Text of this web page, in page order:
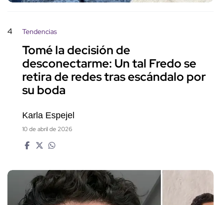
4 Tendencias
Tomé la decisión de
desconectarme: Un tal Fredo se
retira de redes tras escándalo por
su boda
Karla Espejel
10 de abril de 2026